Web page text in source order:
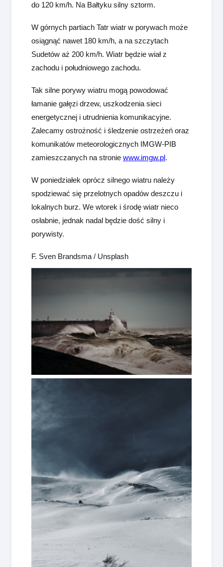
do 120 km/h. Na Bałtyku silny sztorm.
W górnych partiach Tatr wiatr w porywach może
osiągnąć nawet 180 km/h, a na szczytach
Sudetów aż 200 km/h. Wiatr będzie wiał z
zachodu i południowego zachodu.
Tak silne porywy wiatru mogą powodować
łamanie gałęzi drzew, uszkodzenia sieci
energetycznej i utrudnienia komunikacyjne.
Zalecamy ostrożność i śledzenie ostrzeżeń oraz
komunikatów meteorologicznych IMGW-PIB
zamieszczanych na stronie www.imgw.pl .
W poniedziałek oprócz silnego wiatru należy
spodziewać się przelotnych opadów deszczu i
lokalnych burz. We wtorek i środę wiatr nieco
osłabnie, jednak nadal będzie dość silny i
porywisty.
F. Sven Brandsma / Unsplash